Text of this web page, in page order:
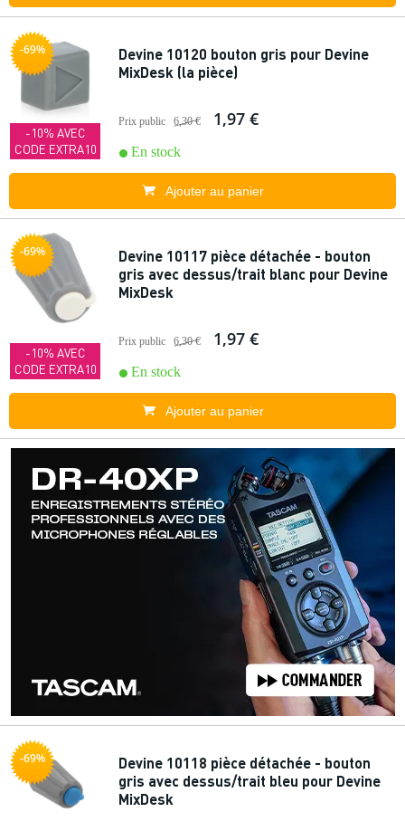
-69%
-10% AVEC
CODE EXTRA10
Devine 10120 bouton gris pour Devine
MixDesk (la pièce)
Prix public 6,30 € 1,97 €
En stock
Ajouter au panier
-69%
-10% AVEC
CODE EXTRA10
Devine 10117 pièce détachée - bouton
gris avec dessus/trait blanc pour Devine
MixDesk
Prix public 6,30 € 1,97 €
En stock
Ajouter au panier
-69%
Devine 10118 pièce détachée - bouton
gris avec dessus/trait bleu pour Devine
MixDesk